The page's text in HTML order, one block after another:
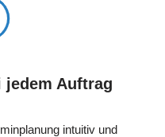
Auftrag
intuitiv und